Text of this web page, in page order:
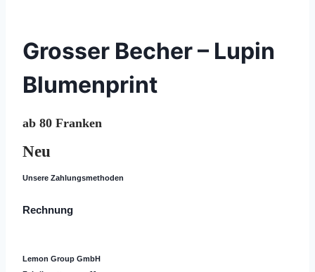
Grosser Becher – Lupin
Blumenprint
ab 80 Franken
Neu
Unsere Zahlungsmethoden
Rechnung
Lemon Group GmbH